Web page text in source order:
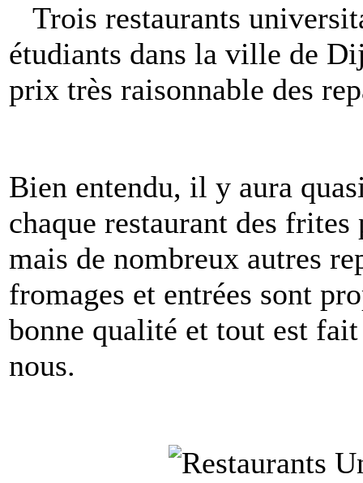
Trois restaurants
étudiants dans la ville de
prix très raisonnable des
Bien entendu, il y aura
chaque restaurant des
mais de nombreux autres
fromages et entrées sont
bonne qualité et tout est
nous.